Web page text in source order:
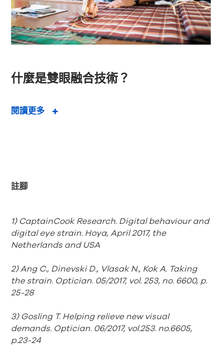
什麼是雙眼融合技術？
閱讀更多
註腳
1) CaptainCook Research. Digital behaviour and
digital eye strain. Hoya, April 2017, the
Netherlands and USA
2) Ang C., Dinevski D., Vlasak N., Kok A. Taking
the strain. Optician. 05/2017, vol. 253, no. 6600, p.
25-28
3) Gosling T. Helping relieve new visual
demands. Optician. 06/2017, vol.253. no.6605,
p.23-24